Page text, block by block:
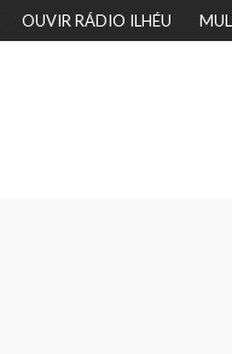
OUVIR RÁDIO ILHÉU